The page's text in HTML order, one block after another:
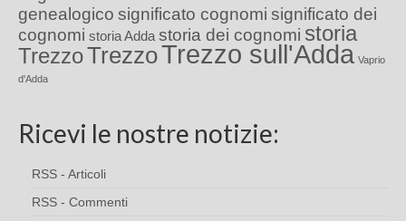
genealogico significato cognomi significato dei
cognomi storia Adda storia dei cognomi storia
TrezzoTrezzoTrezzo sull'Adda Vaprio
d'Adda
Ricevi le nostre notizie:
RSS - Articoli
RSS - Commenti